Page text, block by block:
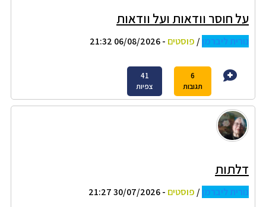
על חוסר וודאות ועל וודאות
נורית ליברמן/ פוסטים - 06/08/2026 21:32
6
תגובות
41
צפיות
דלתות
נורית ליברמן/ פוסטים - 30/07/2026 21:27